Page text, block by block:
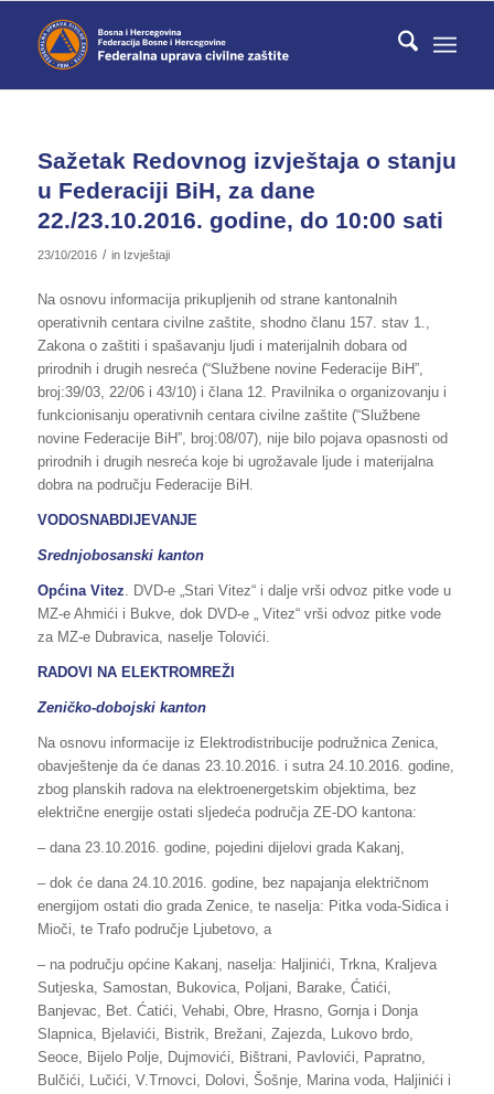
Sažetak Redovnog izvještaja o stanju
u Federaciji BiH, za dane
22./23.10.2016. godine, do 10:00 sati
23/10/2016 / in Izvještaji
Na osnovu informacija prikupljenih od strane kantonalnih
operativnih centara civilne zaštite, shodno članu 157. stav 1.,
Zakona o zaštiti i spašavanju ljudi i materijalnih dobara od
prirodnih i drugih nesreća (“Službene novine Federacije BiH”,
broj:39/03, 22/06 i 43/10) i člana 12. Pravilnika o organizovanju i
funkcionisanju operativnih centara civilne zaštite (“Službene
novine Federacije BiH”, broj:08/07), nije bilo pojava opasnosti od
prirodnih i drugih nesreća koje bi ugrožavale ljude i materijalna
dobra na području Federacije BiH.
VODOSNABDIJEVANJE
Srednjobosanski kanton
Općina Vitez. DVD-e „Stari Vitez“ i dalje vrši odvoz pitke vode u
MZ-e Ahmići i Bukve, dok DVD-e „ Vitez“ vrši odvoz pitke vode
za MZ-e Dubravica, naselje Tolovići.
RADOVI NA ELEKTROMREŽI
Zeničko-dobojski kanton
Na osnovu informacije iz Elektrodistribucije podružnica Zenica,
obavještenje da će danas 23.10.2016. i sutra 24.10.2016. godine,
zbog planskih radova na elektroenergetskim objektima, bez
električne energije ostati sljedeća područja ZE-DO kantona:
– dana 23.10.2016. godine, pojedini dijelovi grada Kakanj,
– dok će dana 24.10.2016. godine, bez napajanja električnom
energijom ostati dio grada Zenice, te naselja: Pitka voda-Sidica i
Mioči, te Trafo područje Ljubetovo, a
– na području općine Kakanj, naselja: Haljinići, Trkna, Kraljeva
Sutjeska, Samostan, Bukovica, Poljani, Barake, Ćatići,
Banjevac, Bet. Ćatići, Vehabi, Obre, Hrasno, Gornja i Donja
Slapnica, Bjelavići, Bistrik, Brežani, Zajezda, Lukovo brdo,
Seoce, Bijelo Polje, Dujmovići, Bištrani, Pavlovići, Papratno,
Bulčići, Lučići, V.Trnovci, Dolovi, Šošnje, Marina voda, Haljinići i